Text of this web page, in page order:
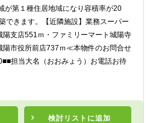
検討リスト に追加
が第１種住居地域になり容積率が20
できます。【近隣施設】業務スーパー
支店551ｍ・ファミリーマート城陽寺
陽市役所前店737ｍ≪本物件のお問合せ
担当大名（おおみょう）お電話お待